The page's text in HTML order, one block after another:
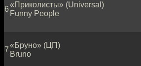
6
«Приколисты» (Universal)
Funny People
7
«Бруно» (ЦП)
Bruno